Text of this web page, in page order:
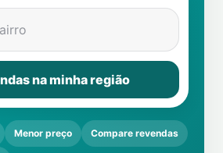
na minha região
Menor preço Compare revendas